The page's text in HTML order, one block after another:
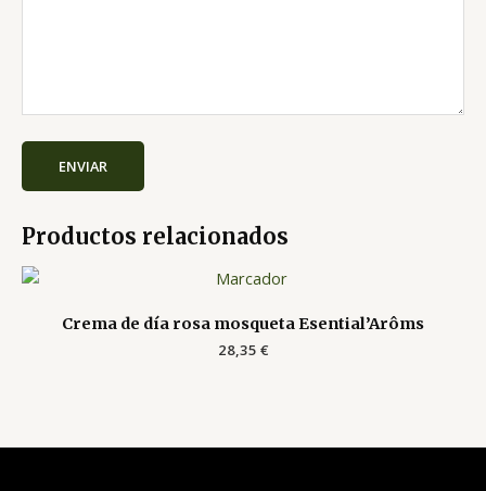
Productos relacionados
Crema de día rosa mosqueta Esential’Arôms
28,35 €